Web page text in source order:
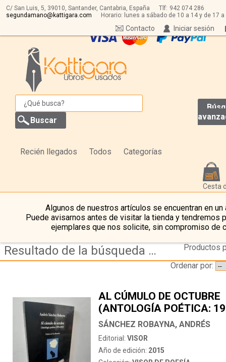
C/ San Luis, 5, 39010, Santander, Cantabria, España Tlf: 942 074 286
segundamano@kattigara.com
Horario: lunes a sábado de 10 a 14 y de 17 a
Iniciar sesión
Contacto
Recién llegados Todos Categorías
Cesta
Algunos de nuestros artículos se encuentran en un
Puede avisarnos antes de visitar la tienda y tendremos
ejemplares que nos solicite, sin compromiso de
Resultado de la búsqueda de editorial visor
Productos
Ordenar por:
AL CÚMULO DE OCTUBRE
(ANTOLOGÍA POÉTICA:
SÁNCHEZ ROBAYNA, ANDRÉS
Editorial: VISOR
Año de edición: 2015